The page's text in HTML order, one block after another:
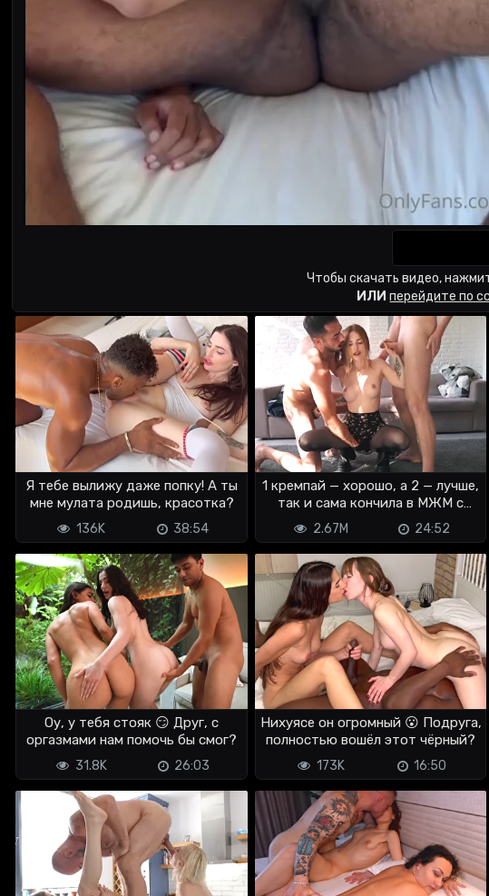
Чтобы скачать видео,
ИЛИ перейдите по
Я тебе вылижу даже попку! А ты
мне мулата родишь, красотка?
38:54
136K
1 кремпай — хорошо, а 2 — лучше,
так и сама кончила в МЖМ с
24:52
2.67M
Оу, у тебя стояк 😏 Друг, с
оргазмами нам помочь бы смог?
26:03
31.8K
Нихуясе он огромный 😮 Подруга,
полностью вошёл этот чёрный?
16:50
173K